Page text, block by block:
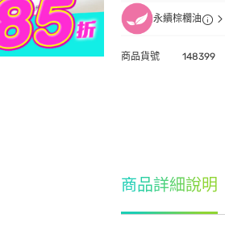
永續棕櫚油
商品貨號 148399
商品詳細說明